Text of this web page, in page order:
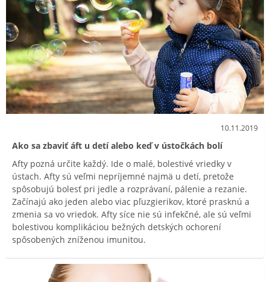
10.11.2019
Ako sa zbaviť áft u detí alebo keď v ústočkách bolí
Afty pozná určite každý. Ide o malé, bolestivé vriedky v
ústach. Afty sú veľmi nepríjemné najmä u detí, pretože
spôsobujú bolesť pri jedle a rozprávaní, pálenie a rezanie.
Začínajú ako jeden alebo viac pľuzgierikov, ktoré prasknú a
zmenia sa vo vriedok. Afty síce nie sú infekčné, ale sú veľmi
bolestivou komplikáciou bežných detských ochorení
spôsobených zníženou imunitou.